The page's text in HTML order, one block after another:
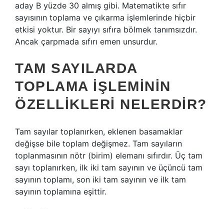
aday B yüzde 30 almış gibi. Matematikte sıfır
sayısının toplama ve çıkarma işlemlerinde hiçbir
etkisi yoktur. Bir sayıyı sıfıra bölmek tanımsızdır.
Ancak çarpmada sıfırı emen unsurdur.
TAM SAYILARDA
TOPLAMA IŞLEMININ
ÖZELLIKLERI NELERDIR?
Tam sayılar toplanırken, eklenen basamaklar
değişse bile toplam değişmez. Tam sayıların
toplanmasının nötr (birim) elemanı sıfırdır. Üç tam
sayı toplanırken, ilk iki tam sayının ve üçüncü tam
sayının toplamı, son iki tam sayının ve ilk tam
sayının toplamına eşittir.